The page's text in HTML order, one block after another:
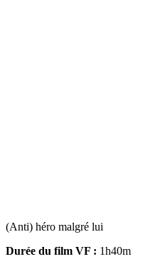
(Anti) héro malgré lui
Durée du film VF : 1h40m